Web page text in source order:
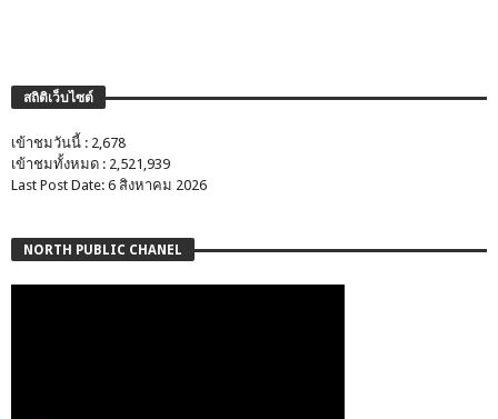
สถิติเว็บไซต์
เข้าชมวันนี้ : 2,678
เข้าชมทั้งหมด : 2,521,939
Last Post Date: 6 สิงหาคม 2026
NORTH PUBLIC CHANEL